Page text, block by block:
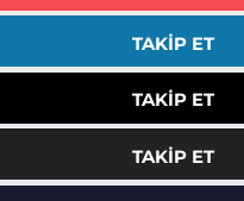
TAKIP ET
TAKIP ET
TAKIP ET